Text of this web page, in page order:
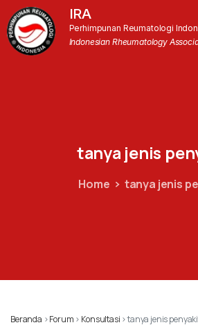
IRA
Perhimpunan Reumatologi
Indonesian Rheumatology
tanya jenis
Home tanya jenis
Beranda ›Forum › Konsultasi ›tanya jenis